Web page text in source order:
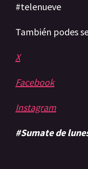
#telenueve
También podes
X
Facebook
Instagram
#Sumate de